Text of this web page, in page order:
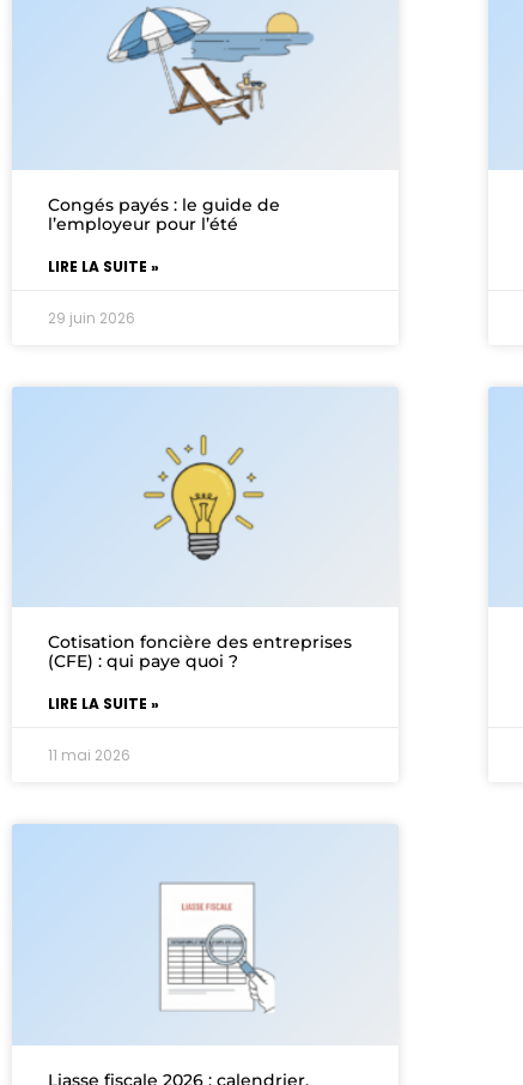
Congés payés : le guide de
l’employeur pour l’été
LIRE LA SUITE »
29 juin 2026
Cotisation foncière des entreprises
(CFE) : qui paye quoi ?
LIRE LA SUITE »
11 mai 2026
Liasse fiscale 2026 : calendrier,